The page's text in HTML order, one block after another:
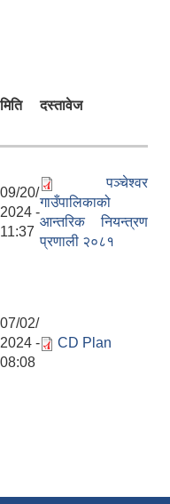
मिति दस्तावेज
09/20/
2024 -
11:37
पञ्चेश्वर
गाउँपालिकाको
आन्तरिक नियन्त्रण
प्रणाली २०८१
07/02/
2024 -
08:08
CD Plan